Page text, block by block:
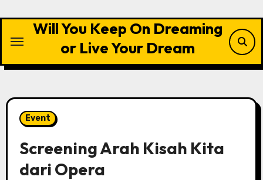
content
Will You Keep On Dreaming
or Live Your Dream
Event
Screening Arah Kisah Kita
dari Opera